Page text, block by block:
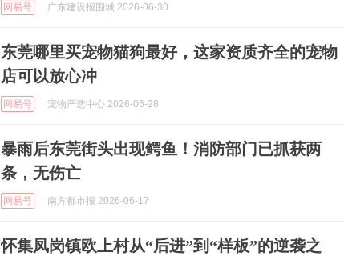
网易号 广东建设报围城 2026-06-30
东莞哪里买宠物猫狗最好，这家资质齐全的宠物
店可以放心冲
网易号 宠物严选中心 2026-06-28
暴雨后东莞街头出现鳄鱼！消防部门已抓获两
条，无伤亡
网易号 南方都市报 2026-06-17
怀集凤岗镇欧上村从“后进”到“样板”的逆袭之